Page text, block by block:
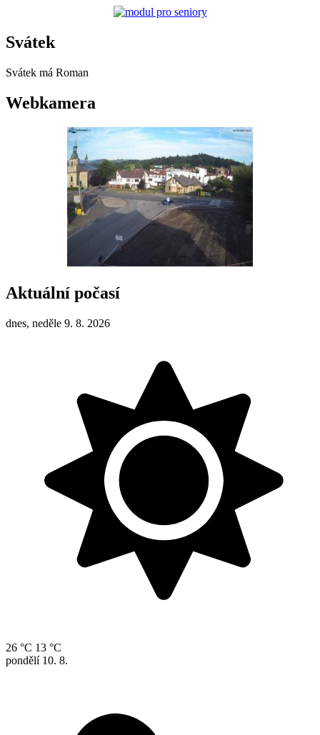
Svátek
Svátek má Roman
Webkamera
Aktuální počasí
dnes, neděle 9. 8. 2026
26 °C 13 °C
pondělí 10. 8.